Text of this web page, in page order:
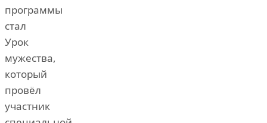
программы
стал
Урок
мужества,
который
провёл
участник